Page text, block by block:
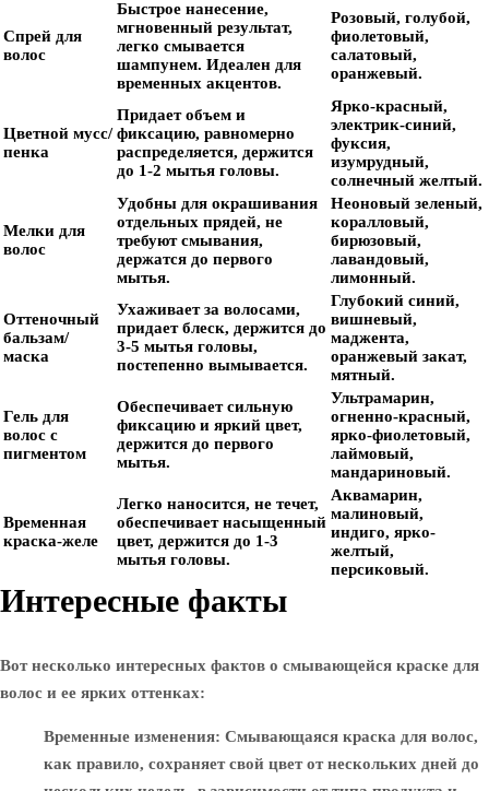
Спрей для
волос
Быстрое нанесение,
мгновенный результат,
легко смывается
шампунем. Идеален для
временных акцентов.
Розовый, голубой,
фиолетовый,
салатовый,
оранжевый.
Цветной мусс/
пенка
Придает объем и
фиксацию, равномерно
распределяется, держится
до 1-2 мытья головы.
Ярко-красный,
электрик-синий,
фуксия,
изумрудный,
солнечный желтый.
Мелки для
волос
Удобны для окрашивания
отдельных прядей, не
требуют смывания,
держатся до первого
мытья.
Неоновый зеленый,
коралловый,
бирюзовый,
лавандовый,
лимонный.
Оттеночный
бальзам/
маска
Ухаживает за волосами,
придает блеск, держится до
3-5 мытья головы,
постепенно вымывается.
Глубокий синий,
вишневый,
маджента,
оранжевый закат,
мятный.
Гель для
волос с
пигментом
Обеспечивает сильную
фиксацию и яркий цвет,
держится до первого
мытья.
Ультрамарин,
огненно-красный,
ярко-фиолетовый,
лаймовый,
мандариновый.
Временная
краска-желе
Легко наносится, не течет,
обеспечивает насыщенный
цвет, держится до 1-3
мытья головы.
Аквамарин,
малиновый,
индиго, ярко-
желтый,
персиковый.
Интересные факты
Вот несколько интересных фактов о смывающейся краске для
волос и ее ярких оттенках:
Временные изменения: Смывающаяся краска для волос,
как правило, сохраняет свой цвет от нескольких дней до